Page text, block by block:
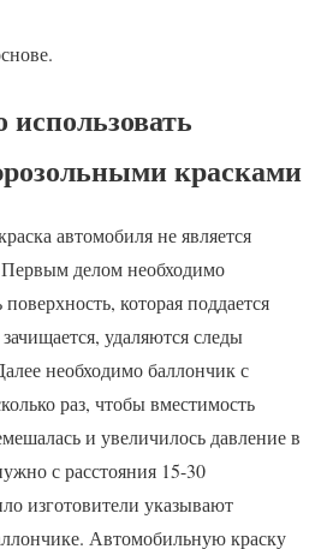
красками
автомобиля не является
делом необходимо
которая поддается
удаляются следы
необходимо баллончик с
раз, чтобы вместимость
и увеличилось давление в
с расстояния 15-30
изготовители указывают
Автомобильную краску